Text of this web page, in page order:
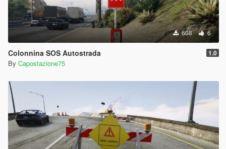
608 6
Colonnina SOS Autostrada 1.0
By Capostazione75